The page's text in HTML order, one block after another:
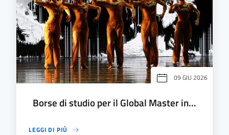
09 GIU 2026
Borse di studio per il Global Master in...
LEGGI DI PIÙ